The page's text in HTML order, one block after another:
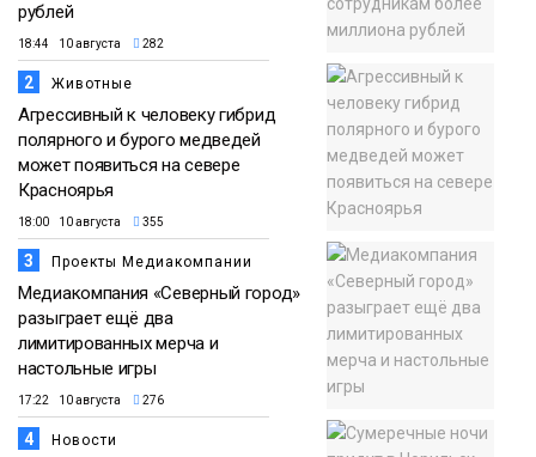
рублей
18:44 10 августа 282
2 Животные
Агрессивный к человеку гибрид
полярного и бурого медведей
может появиться на севере
Красноярья
18:00 10 августа 355
3 Проекты Медиакомпании
Медиакомпания «Северный город»
разыграет ещё два
лимитированных мерча и
настольные игры
17:22 10 августа 276
4 Новости